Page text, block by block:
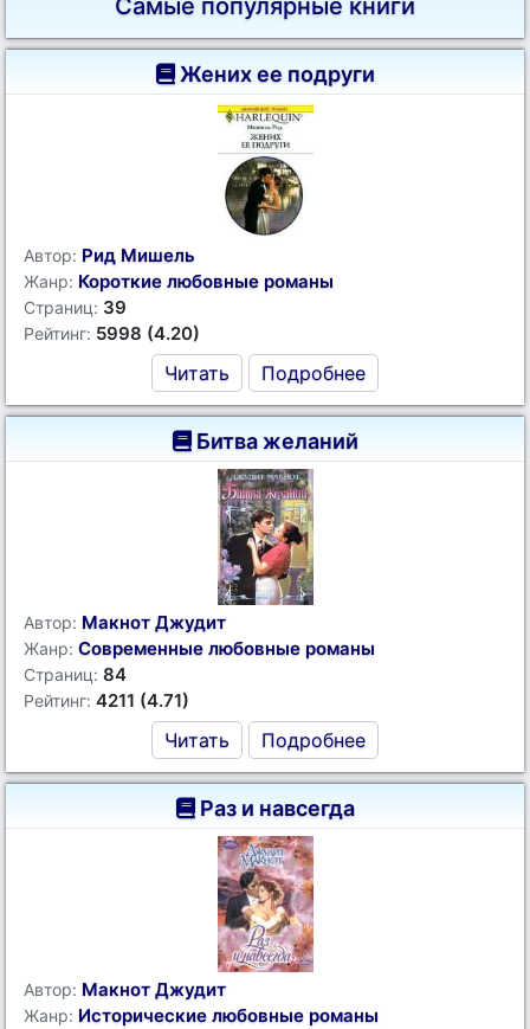
Самые популярные книги
Жених ее подруги
Автор: Рид Мишель
Жанр: Короткие любовные романы
Страниц: 39
Рейтинг: 5998 (4.20)
Читать Подробнее
Битва желаний
Автор: Макнот Джудит
Жанр: Современные любовные романы
Страниц: 84
Рейтинг: 4211 (4.71)
Читать Подробнее
Раз и навсегда
Автор: Макнот Джудит
Жанр: Исторические любовные романы